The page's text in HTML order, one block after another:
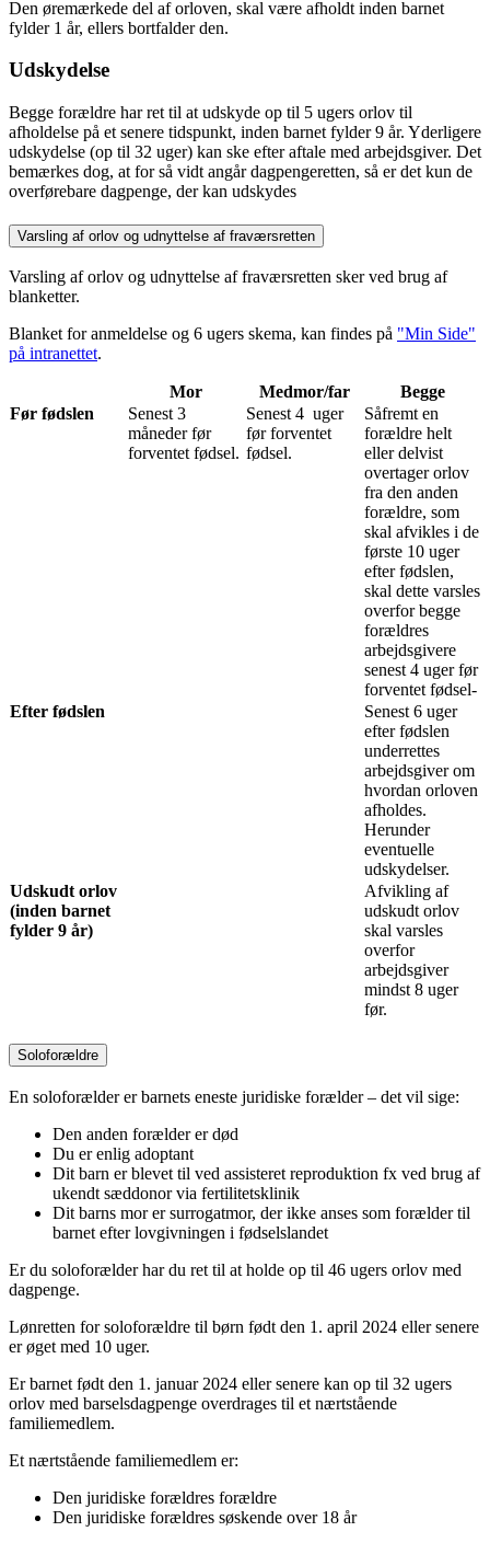
Den øremærkede del af orloven, skal være afholdt inden barnet
fylder 1 år, ellers bortfalder den.
Udskydelse
Begge forældre har ret til at udskyde op til 5 ugers orlov til
afholdelse på et senere tidspunkt, inden barnet fylder 9 år. Yderligere
udskydelse (op til 32 uger) kan ske efter aftale med arbejdsgiver. Det
bemærkes dog, at for så vidt angår dagpengeretten, så er det kun de
overførebare dagpenge, der kan udskydes
Varsling af orlov og udnyttelse af fraværsretten
Varsling af orlov og udnyttelse af fraværsretten sker ved brug af
blanketter.
Blanket for anmeldelse og 6 ugers skema, kan findes på "Min Side"
på intranettet.
Mor Medmor/far
Begge
Før fødslen
Senest 3
måneder før
forventet fødsel.
Senest 4 uger
før forventet
fødsel.
Såfremt en
forældre helt
eller delvist
overtager orlov
fra den anden
forældre, som
skal afvikles i de
første 10 uger
efter fødslen,
skal dette varsles
overfor begge
forældres
arbejdsgivere
senest 4 uger før
forventet fødsel-
Efter fødslen
Senest 6 uger
efter fødslen
underrettes
arbejdsgiver om
hvordan orloven
afholdes.
Herunder
eventuelle
udskydelser.
Udskudt orlov
(inden barnet
fylder 9 år)
Afvikling af
udskudt orlov
skal varsles
overfor
arbejdsgiver
mindst 8 uger
før.
Soloforældre
En soloforælder er barnets eneste juridiske forælder – det vil sige:
Den anden forælder er død
Du er enlig adoptant
Dit barn er blevet til ved assisteret reproduktion fx ved brug af
ukendt sæddonor via fertilitetsklinik
Dit barns mor er surrogatmor, der ikke anses som forælder til
barnet efter lovgivningen i fødselslandet
Er du soloforælder har du ret til at holde op til 46 ugers orlov med
dagpenge.
Lønretten for soloforældre til børn født den 1. april 2024 eller senere
er øget med 10 uger.
Er barnet født den 1. januar 2024 eller senere kan op til 32 ugers
orlov med barselsdagpenge overdrages til et nærtstående
familiemedlem.
Et nærtstående familiemedlem er:
Den juridiske forældres forældre
Den juridiske forældres søskende over 18 år